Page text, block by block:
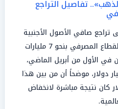
تفاصيل التراجع
تراجع صافي الأصول الأجنبية
لدى البنك المركزي المصري والقطاع المصرفي بنحو 7 مليارات
في الأول من أبريل الماضي،
إلى نحو 22 مليار دولار، موضحاً أن من بين هذا
كان نتيجة مباشرة لانخفاض